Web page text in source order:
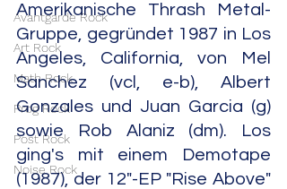
Avantgarde Rock
Art Rock
Math Rock
Prog Rock
Post Rock
Noise Rock
Amerikanische Thrash Metal-
Gruppe, gegründet 1987 in Los
Angeles, California, von Mel
Sanchez (vcl, e-b), Albert
Gonzales und Juan Garcia (g)
sowie Rob Alaniz (dm). Los
ging's mit einem Demotape
(1987), der 12"-EP "Rise Above"